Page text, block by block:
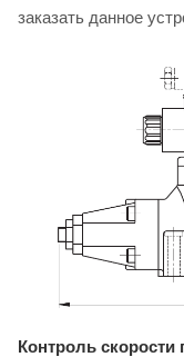
заказать данное
Контроль скорости